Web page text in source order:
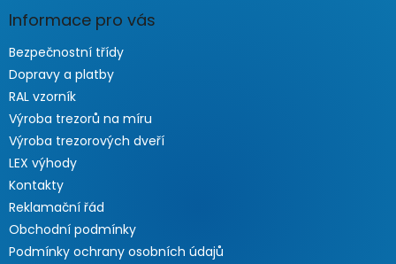
Informace pro vás
Bezpečnostní třídy
Dopravy a platby
RAL vzorník
Výroba trezorů na míru
Výroba trezorových dveří
LEX výhody
Kontakty
Reklamační řád
Obchodní podmínky
Podmínky ochrany osobních údajů